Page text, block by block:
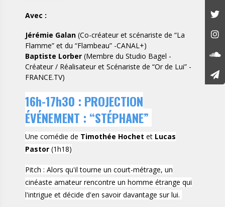
Avec :
Jérémie Galan (Co-créateur et scénariste de “La
Flamme” et du “Flambeau” -CANAL+)
Baptiste Lorber (Membre du Studio Bagel -
Créateur / Réalisateur et Scénariste de “Or de Lui” -
FRANCE.TV)
16h-17h30 : PROJECTION
ÉVÉNEMENT : “STÉPHANE”
Une comédie de Timothée Hochet et Lucas
Pastor (1h18)
Pitch : Alors qu'il tourne un court-métrage, un
cinéaste amateur rencontre un homme étrange qui
l'intrigue et décide d'en savoir davantage sur lui.